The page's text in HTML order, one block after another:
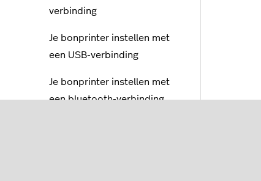
verbinding
Je bonprinter instellen met
een USB-verbinding
Je bonprinter instellen met
een bluetooth-verbinding